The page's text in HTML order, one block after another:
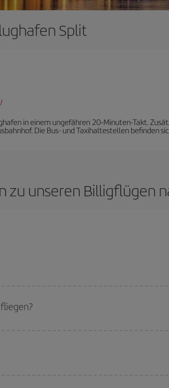
Split
in einem ungefähren 20-Minuten-Takt.
Die Bus- und Taxihaltestellen befinden
zu unseren Billigflügen
entschieden haben, schauen Sie sich unsere
Ihnen die günstigsten Flüge, nicht nur
finden können. Schauen Sie sich auch die